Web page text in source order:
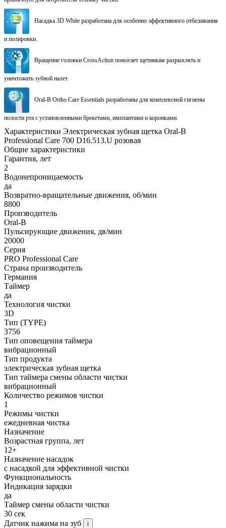
Насадка 3D White разработана для особенно эффективного отбеливания
и полировки.
Вращение головки CrossAction помогает щетинкам разрыхлять и
уничтожать зубной налет.
Oral-B Ortho Care Essentials разработаны для комплексной гигиены
полости рта с установленными брекетами, имплантами и коронками.
Характеристики Электрическая зубная щетка Oral-B
Professional Care 700 D16.513.U розовая
Общие характеристики
Гарантия, лет
2
Водонепроницаемость
да
Возвратно-вращательные движения, об/мин
8800
Производитель
Oral-B
Пульсирующие движения, дв/мин
20000
Серия
PRO Professional Care
Страна производитель
Германия
Таймер
да
Технология чистки
3D
Тип (TYPE)
3756
Тип оповещения таймера
вибрационный
Тип продукта
электрическая зубная щетка
Тип таймера смены области чистки
вибрационный
Количество режимов чистки
1
Режимы чистки
ежедневная чистка
Назначение
Возрастная группа, лет
12+
Назначение насадок
с насадкой для эффективной чистки
Функциональность
Индикация зарядки
да
Таймер смены области чистки
30 сек
Датчик нажима на зуб
i